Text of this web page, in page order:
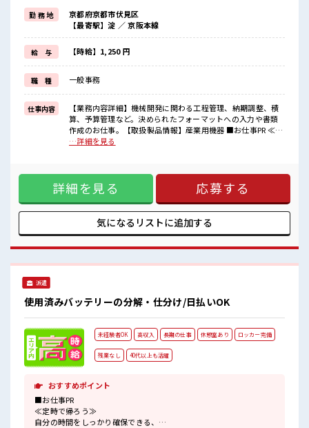
週末は家族や友人と一緒にプライベート満喫！
≪ラクラク制服アリ≫
制服があるので、
毎日の服装の悩み解消♪
≪未経験OKの仕事≫
新しいことにチャレンジするのは不安だけど、
しっかり働く環境が整っています！
イチからスキルUP・ステップUP目指していきましょう！
≪自分に合った期間で働ける≫
福利厚生が整った派遣のお仕事です！
■職場の雰囲気
休憩時間にゆっくりできるスペース完備！
ピタっと定時退社！
残業は基本ナシ♪
勤 務 地
京都府京都市伏見区
【最寄駅】淀 ／ 京阪本線
給 与 【時給】1,250 円
職 種 一般事務
仕事内容
【業務内容詳細】機械開発に関わる工程管理、納期調整、積
算、予算管理など。決められたフォーマットへの入力や書類
作成のお仕事。【取扱製品情報】産業用機器 ■お仕事PR ≪定
時で帰ろう≫ 自分の時間をしっかり確保できる、 残業基本ナ
の服装の悩み解消♪ ≪未経験OKの仕事≫ 新しいことにチャ
レンジするのは不安だけど、 しっかり働く環境が整っていま
す！ イチからスキルUP・ステップUP目指していきましょ
う！ ≪自分に合った期間で働ける≫ 福利厚生が整った派遣の
お仕事です！ ■職場の雰囲気 休憩時間にゆっくりできるスペ
ース完備！ 職場にはロッカー完備！ 私物の置きすぎには注意
…詳細を見る
詳細を見る 応募する
気になるリストに追加する
派遣
使用済みバッテリーの分解・仕分け/日払いOK
未経験者OK 高収入 長期の仕事 休憩室あり ロッカー完備
残業なし 40代以上も活躍
おすすめポイント
■お仕事PR
≪定時で帰ろう≫
自分の時間をしっかり確保できる、